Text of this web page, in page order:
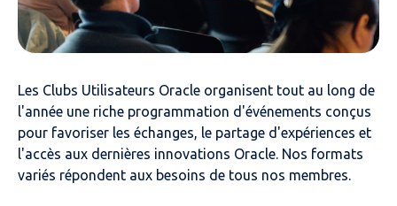
Les Clubs Utilisateurs Oracle organisent tout au long de
l'année une riche programmation d'événements conçus
pour favoriser les échanges, le partage d'expériences et
l'accès aux dernières innovations Oracle. Nos formats
variés répondent aux besoins de tous nos membres.